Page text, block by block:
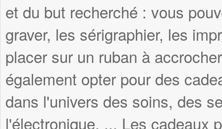
et du but recherché : vous
graver, les sérigraphier, les
placer sur un ruban à
également opter pour des
dans l'univers des soins, des
l'électronique, ... Les cadeaux